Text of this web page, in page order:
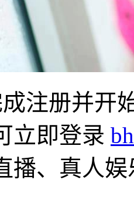
注册并开
立即登录
播、真人